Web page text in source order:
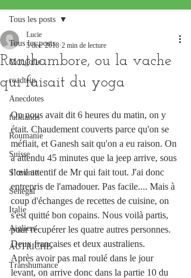
Tous les posts
Mongolie
roadtrip
Anecdotes
falklands
Roumanie
Suisse
Slovénie
Sénégal
Italie
Aigliers
AUTRICHE
Transhumance
Tous les posts
Ranthambore, ou la vache
qui faisait du yoga
Lucie
5 déc. 2018 2 min de lecture
On nous avait dit 6 heures du matin, on y
était. Chaudement couverts parce qu'on se
méfiait, et Ganesh sait qu'on a eu raison. On
a attendu 45 minutes que la jeep arrive, sous
l’œil attentif de Mr qui fait tout. J'ai donc
entrepris de l'amadouer. Pas facile.... Mais à
coup d'échanges de recettes de cuisine, on
s'est quitté bon copains. Nous voilà partis,
pour récupérer les quatre autres personnes.
Deux françaises et deux australiens.
Après avoir pas mal roulé dans le jour
levant, on arrive donc dans la partie 10 du